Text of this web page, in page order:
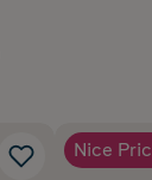
Nice